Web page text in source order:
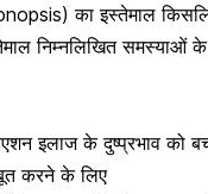
का इस्तेमाल
निम्नलिखित समस्याओं
इलाज के दुष्प्रभाव को
करने के लिए